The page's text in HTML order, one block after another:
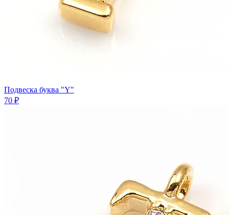
Подвеска буква "Y"
70 ₽